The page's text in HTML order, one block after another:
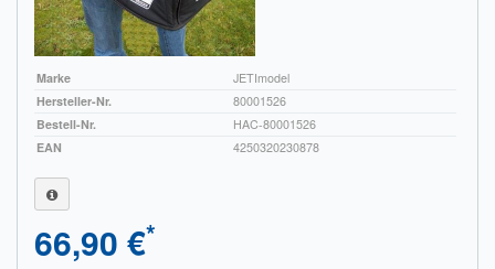
Marke
JETImodel
Hersteller-Nr.
80001526
Bestell-Nr.
HAC-80001526
EAN
4250320230878
66,90 €*